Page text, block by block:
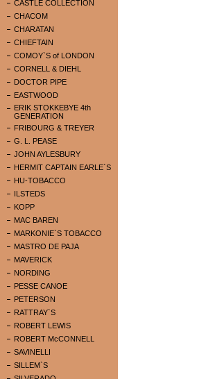
CASTLE COLLECTION
CHACOM
CHARATAN
CHIEFTAIN
COMOY`S of LONDON
CORNELL & DIEHL
DOCTOR PIPE
EASTWOOD
ERIK STOKKEBYE 4th
GENERATION
FRIBOURG & TREYER
G. L. PEASE
JOHN AYLESBURY
HERMIT CAPTAIN EARLE`S
HU-TOBACCO
ILSTEDS
KOPP
MAC BAREN
MARKONIE`S TOBACCO
MASTRO DE PAJA
MAVERICK
NORDING
PESSE CANOE
PETERSON
RATTRAY`S
ROBERT LEWIS
ROBERT McCONNELL
SAVINELLI
SILLEM`S